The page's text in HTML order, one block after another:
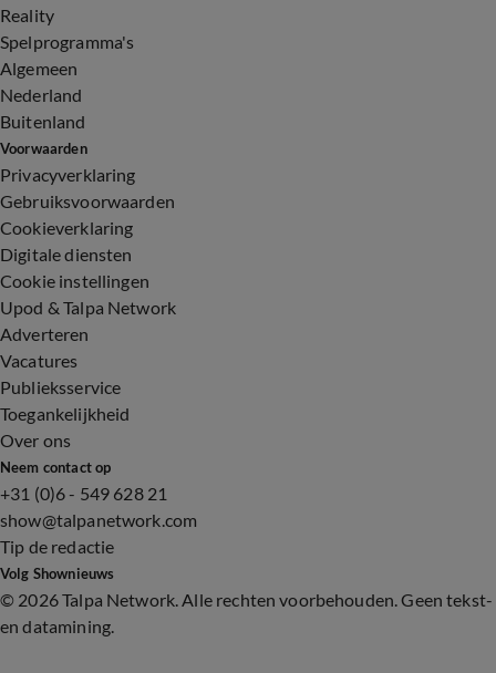
Reality
Spelprogramma's
Algemeen
Nederland
Buitenland
Voorwaarden
Privacyverklaring
Gebruiksvoorwaarden
Cookieverklaring
Digitale diensten
Cookie instellingen
Upod & Talpa Network
Adverteren
Vacatures
Publieksservice
Toegankelijkheid
Over ons
Neem contact op
+31 (0)6 - 549 628 21
show@talpanetwork.com
Tip de redactie
Volg Shownieuws
© 2026 Talpa Network. Alle rechten voorbehouden. Geen tekst-
en datamining.